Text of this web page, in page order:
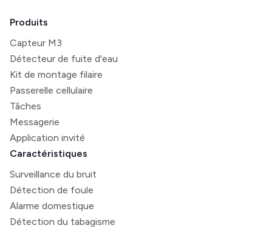
Produits
Capteur M3
Détecteur de fuite d'eau
Kit de montage filaire
Passerelle cellulaire
Tâches
Messagerie
Application invité
Caractéristiques
Surveillance du bruit
Détection de foule
Alarme domestique
Détection du tabagisme